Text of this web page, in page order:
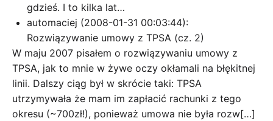
gdzieś. I to kilka lat…
automaciej (2008-01-31 00:03:44):
Rozwiązywanie umowy z TPSA (cz. 2)
W maju 2007 pisałem o rozwiązywaniu umowy z
TPSA, jak to mnie w żywe oczy okłamali na błękitnej
linii. Dalszy ciąg był w skrócie taki: TPSA
utrzymywała że mam im zapłacić rachunki z tego
okresu (~700zł!), ponieważ umowa nie była rozw[…]